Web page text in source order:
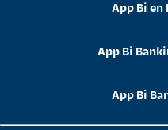
App Bi en
App Bi
App Bi